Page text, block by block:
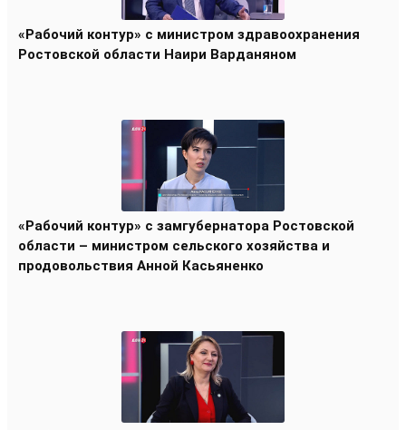
«Рабочий контур» с министром здравоохранения
Ростовской области Наири Варданяном
«Рабочий контур» с замгубернатора Ростовской
области – министром сельского хозяйства и
продовольствия Анной Касьяненко